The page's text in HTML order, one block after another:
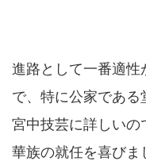
進路として一番適
で、特に公家である
宮中技芸に詳しいの
華族の就任を喜びま